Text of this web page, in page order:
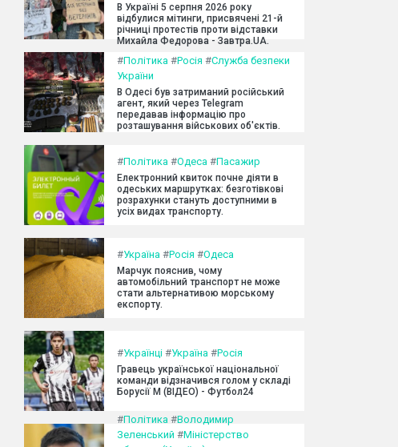
В Україні 5 серпня 2026 року
відбулися мітинги, присвячені 21-й
річниці протестів проти відставки
Михайла Федорова - Завтра.UA.
#Політика #Росія #Служба безпеки
України
В Одесі був затриманий російський
агент, який через Telegram
передавав інформацію про
розташування військових об'єктів.
#Політика #Одеса #Пасажир
Електронний квиток почне діяти в
одеських маршрутках: безготівкові
розрахунки стануть доступними в
усіх видах транспорту.
#Україна #Росія #Одеса
Марчук пояснив, чому
автомобільний транспорт не може
стати альтернативою морському
експорту.
#Українці #Україна #Росія
Гравець української національної
команди відзначився голом у складі
Борусії М (ВІДЕО) - Футбол24
#Політика #Володимир
Зеленський #Міністерство